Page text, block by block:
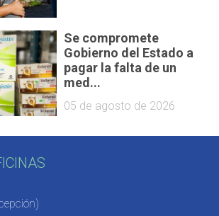
Se compromete
Gobierno del Estado a
pagar la falta de un
med...
05 de agosto de 2026